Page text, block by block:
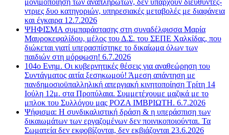
ντριες δυο κατηγοριών, υπηρεσιακές μεταβολές με διαφάνεια
και έγκαιρα 12.7.2026
ΨΗΦΙΣΜΑ συμπαράστασης στη συναδέλφισσα Μαρία
Μαυροκεφαλίδου, μέλος του Δ.Σ. του ΣΕΠΕ Χαλκίδας, που
διώκεται γιατί υπερασπίστηκε το δικαίωμα όλων των
παιδιών στη μόρφωση! 6.7.2026
104ο Ενημ. Οι κυβερνητικές θέσεις για αναθεώρηση του
Συντάγματος αιτία ξεσηκωμού! Άμεση απάντηση με
πανδημοσιοϋπαλληλική απεργιακή κινητοποίηση Τρίτη 14
Ιούλη 12μ. στα Προπύλαια. Συμμετέχουμε μαζικά με το
μπλοκ του Συλλόγου μας ΡΟΖΑ ΙΜΒΡΙΩΤΗ. 6.7.2026
Ψήφισμα: Η συνδικαλιστική δράση & η υπεράσπιση των
δικαιωμάτων των εργαζομένων δεν ποινικοποιούνται. Τα
Σωματεία δεν εκφοβίζονται, δεν εκβιάζονται 23.6.2026